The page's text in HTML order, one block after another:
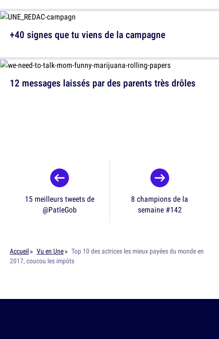
12 messages laissés par des parents très drôles
+40 signes que tu viens de la campagne
15 meilleurs tweets de
@PatleGob
8 champions de la
semaine #142
Accueil Vu en Une
Top 10 des actrices les mieux payées du monde en
2017, coucou les impôts